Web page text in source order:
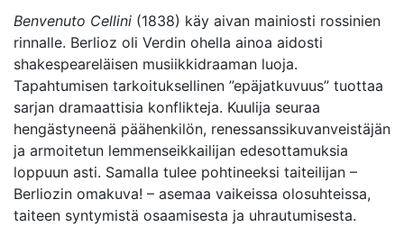
Benvenuto Cellini (1838) käy aivan mainiosti rossinien
rinnalle. Berlioz oli Verdin ohella ainoa aidosti
shakespeareläisen musiikkidraaman luoja.
Tapahtumisen tarkoituksellinen ”epäjatkuvuus” tuottaa
sarjan dramaattisia konflikteja. Kuulija seuraa
hengästyneenä päähenkilön, renessanssikuvanveistäjän
ja armoitetun lemmenseikkailijan edesottamuksia
loppuun asti. Samalla tulee pohtineeksi taiteilijan –
Berliozin omakuva! – asemaa vaikeissa olosuhteissa,
taiteen syntymistä osaamisesta ja uhrautumisesta.